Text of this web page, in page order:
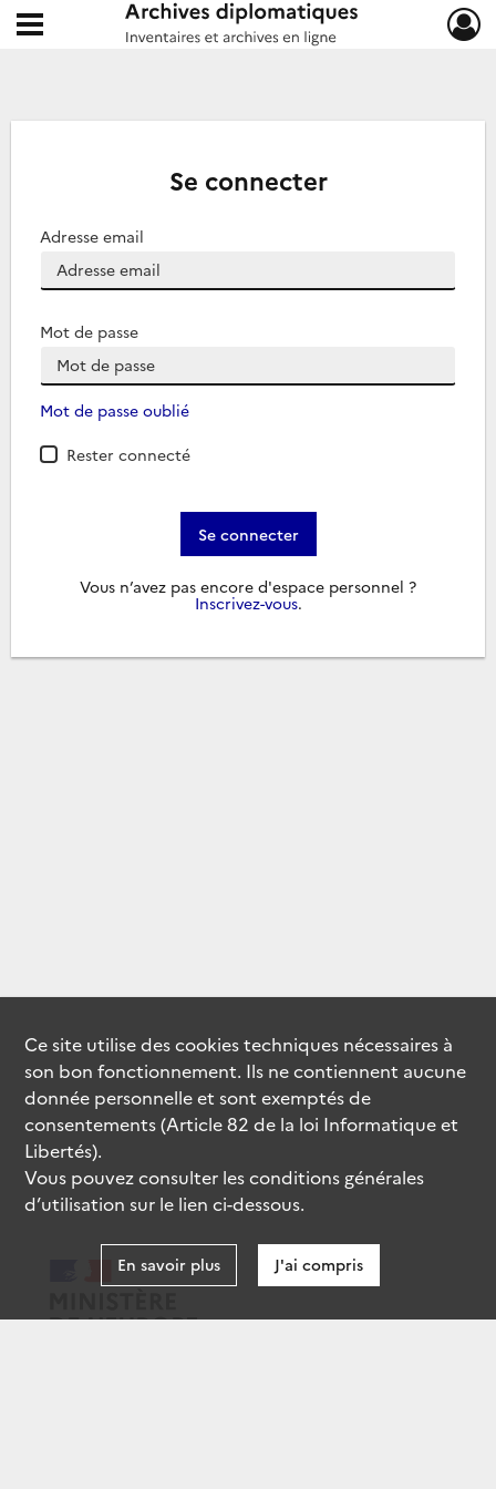
Archives diplomatiques
Ouvrir le menu déroulant
Se connecter
Adresse email
Mot de passe
Mot de passe oublié
Rester connecté
Se connecter
Vous n’avez pas encore d'espace personnel ?
Inscrivez-vous.
Ce site utilise descookiestechniques nécessaires à
son bon fonctionnement. Ils ne contiennent aucune
donnée personnelle et sont exemptés de
consentements (Article 82 de la loi Informatique et
Libertés).
Vous pouvez consulter les conditions générales
d’utilisation sur le lien ci-dessous.
En savoir plus J'ai compris